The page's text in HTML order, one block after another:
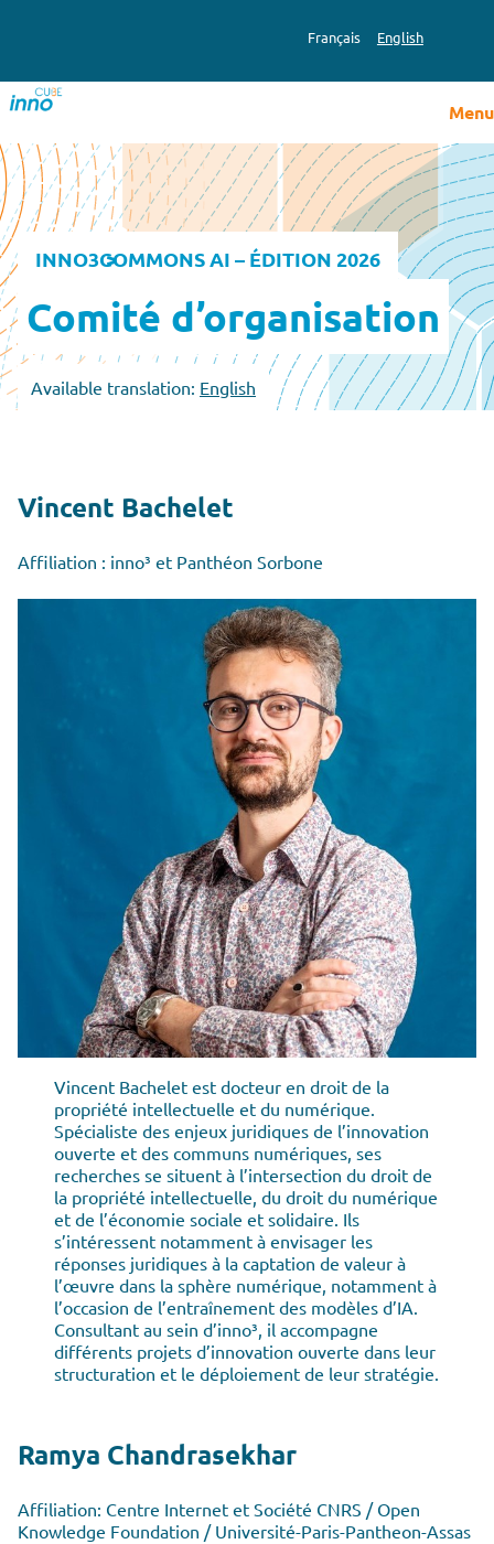
Français English
Menu
INNO3COMMONS AI – ÉDITION 2026
Comité d’organisation
Available translation: English
Vincent Bachelet
Affiliation : inno³ et Panthéon Sorbone
Vincent Bachelet est docteur en droit de la
propriété intellectuelle et du numérique.
Spécialiste des enjeux juridiques de l’innovation
ouverte et des communs numériques, ses
recherches se situent à l’intersection du droit de
la propriété intellectuelle, du droit du numérique
et de l’économie sociale et solidaire. Ils
s’intéressent notamment à envisager les
réponses juridiques à la captation de valeur à
l’œuvre dans la sphère numérique, notamment à
l’occasion de l’entraînement des modèles d’IA.
Consultant au sein d’inno³, il accompagne
différents projets d’innovation ouverte dans leur
structuration et le déploiement de leur stratégie.
Ramya Chandrasekhar
Affiliation: Centre Internet et Société CNRS / Open
Knowledge Foundation / Université-Paris-Pantheon-Assas